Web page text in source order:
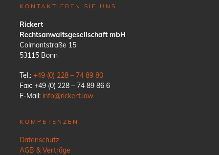
KONTAKTIEREN SIE UNS
Rickert
Rechtsanwaltsgesellschaft mbH
Colmantstraße 15
53115 Bonn
Tel.: +49 (0) 228 – 74 89 80
Fax: +49 (0) 228 – 74 89 86 6
E-Mail: info@rickert.law
KOMPETENZEN
Datenschutz
AGB & Verträge